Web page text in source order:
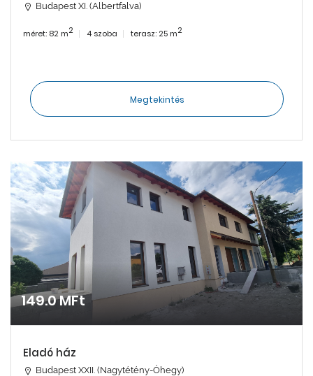
Budapest XI. (Albertfalva)
méret: 82 m2 4 szoba terasz: 25 m2
Megtekintés
149.0 MFt
Eladó ház
Budapest XXII. (Nagytétény-Óhegy)